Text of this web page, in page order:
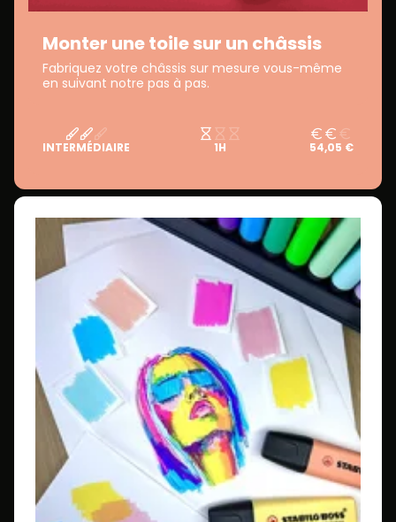
Monter une toile sur un châssis
Fabriquez votre châssis sur mesure vous-même
en suivant notre pas à pas.
INTERMÉDIAIRE 1H 54,05 €